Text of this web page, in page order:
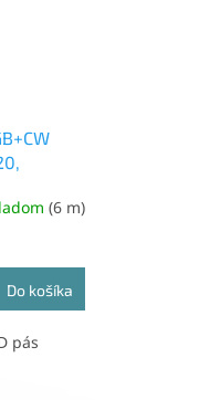
(6 m)
Do košíka
pás